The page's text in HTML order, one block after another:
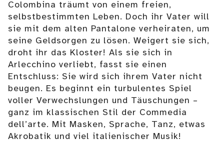
Colombina träumt von einem freien,
selbstbestimmten Leben. Doch ihr Vater will
sie mit dem alten Pantalone verheiraten, um
seine Geldsorgen zu lösen. Weigert sie sich,
droht ihr das Kloster! Als sie sich in
Arlecchino verliebt, fasst sie einen
Entschluss: Sie wird sich ihrem Vater nicht
beugen. Es beginnt ein turbulentes Spiel
voller Verwechslungen und Täuschungen –
ganz im klassischen Stil der Commedia
dell’arte. Mit Masken, Sprache, Tanz, etwas
Akrobatik und viel italienischer Musik!